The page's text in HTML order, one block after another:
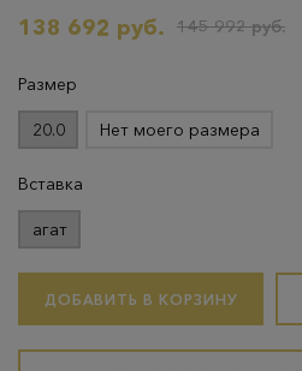
138 692 руб.
145 992 руб.
Размер
20.0 Нет моего размера
Вставка
агат
ДОБАВИТЬ В КОРЗИНУ